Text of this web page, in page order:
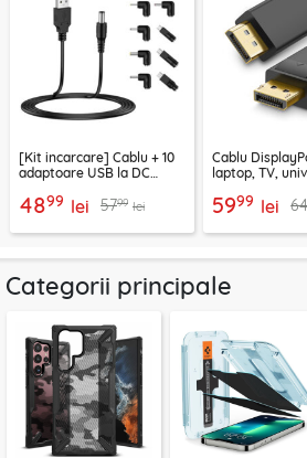
[Kit incarcare] Cablu + 10
adaptoare USB la DC
AC21, negru
4899 lei 5799 lei
Cablu
laptop, TV,
5999 lei
Categorii principale